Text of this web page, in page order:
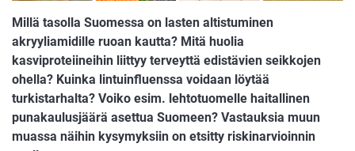
Millä tasolla Suomessa on lasten altistuminen
akryyliamidille ruoan kautta? Mitä huolia
kasviproteiineihin liittyy terveyttä edistävien seikkojen
ohella? Kuinka lintuinfluenssa voidaan löytää
turkistarhalta? Voiko esim. lehtotuomelle haitallinen
punakaulusjäärä asettua Suomeen? Vastauksia muun
muassa näihin kysymyksiin on etsitty riskinarvioinnin